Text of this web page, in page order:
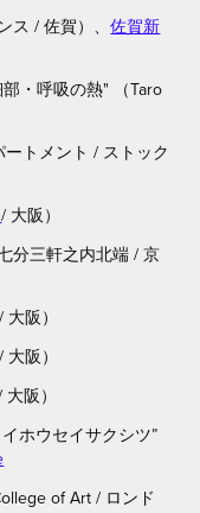
ス / 佐賀）、佐賀新
・呼吸の熱"
（Taro
ートメント/ ストック
/ 大阪）
分三軒之内北端/ 京
/ 大阪）
/ 大阪）
大阪）
ホウセイサクシツ”
of Art / ロンド